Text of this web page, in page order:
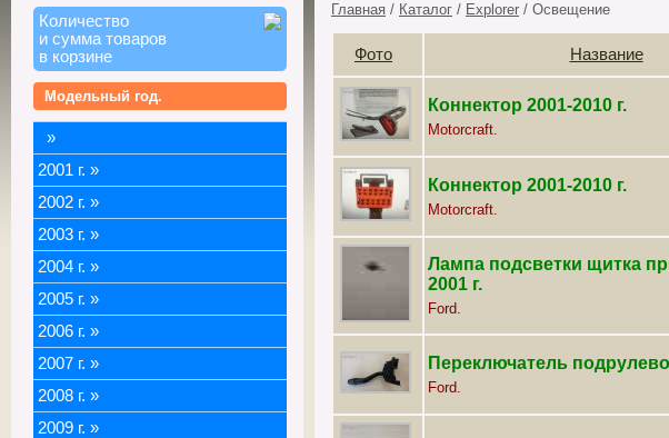
Количество
и сумма товаров
в корзине
Модельный год.
»
2001 г. »
2002 г. »
2003 г. »
2004 г. »
2005 г. »
2006 г. »
2007 г. »
2008 г. »
2009 г. »
Главная / Каталог / Explorer / Освещение
Фото Название
Коннектор 2001-2010 г.
Motorcraft.
Коннектор 2001-2010 г.
Motorcraft.
Лампа подсветки щитка
2001 г.
Ford.
Переключатель
Ford.